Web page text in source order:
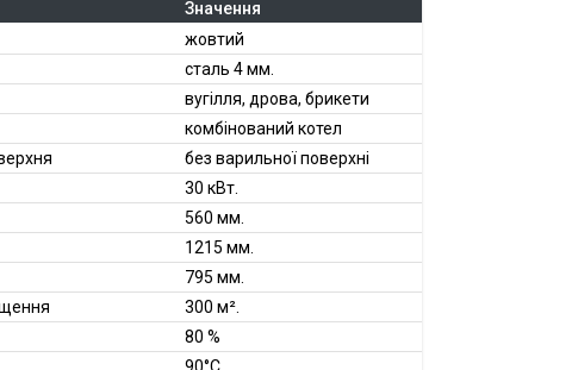
Значення
жовтий
сталь 4 мм.
вугілля, дрова, брикети
комбінований котел
без варильної поверхні
30 кВт.
560 мм.
1215 мм.
795 мм.
300 м².
80 %